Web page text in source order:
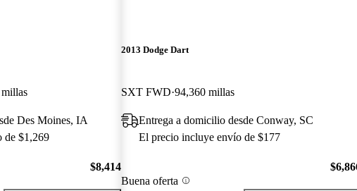
Des Moines, IA
de $1,269
$8,414
2013 Dodge Dart
SXT FWD 94,360 millas
Entrega a domicilio desde Conway, SC
El precio incluye envío de $177
Buena oferta